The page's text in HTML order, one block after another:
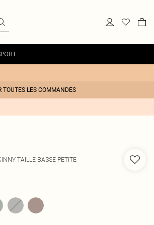
TOUTES LES COMMANDES
TAILLE BASSE PETITE